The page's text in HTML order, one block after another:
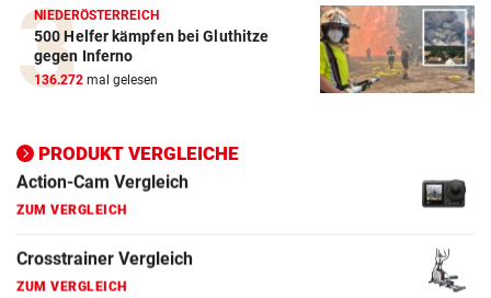
NIEDERÖSTERREICH
500 Helfer kämpfen bei Gluthitze
gegen Inferno
136.272 mal gelesen
PRODUKT VERGLEICHE
ZUM VERGLEICH
E-Bike Vergleich
Elektro-Scooter Vergleich
ZUM VERGLEICH
ZUM VERGLEICH